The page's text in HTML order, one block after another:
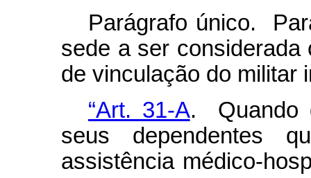
Parágrafo único.
sede a ser
de vinculação do militar
“Art. 31-A. Quando
seus dependentes
assistência médico-